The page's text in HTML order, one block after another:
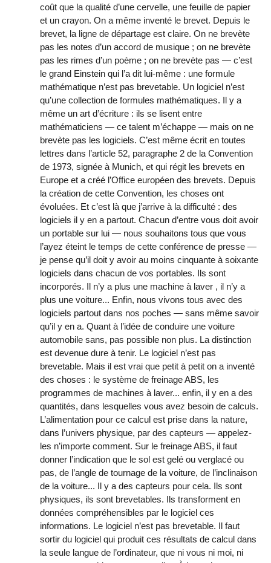
coût que la qualité d’une cervelle, une feuille de papier
et un crayon. On a même inventé le brevet. Depuis le
brevet, la ligne de départage est claire. On ne brevète
pas les notes d’un accord de musique ; on ne brevète
pas les rimes d’un poème ; on ne brevète pas — c’est
le grand Einstein qui l’a dit lui-même : une formule
mathématique n’est pas brevetable. Un logiciel n’est
qu’une collection de formules mathématiques. Il y a
même un art d’écriture : ils se lisent entre
mathématiciens — ce talent m’échappe — mais on ne
brevète pas les logiciels. C’est même écrit en toutes
lettres dans l’article 52, paragraphe 2 de la Convention
de 1973, signée à Munich, et qui régit les brevets en
Europe et a créé l’Office européen des brevets. Depuis
la création de cette Convention, les choses ont
évoluées. Et c’est là que j’arrive à la difficulté : des
logiciels il y en a partout. Chacun d’entre vous doit avoir
un portable sur lui — nous souhaitons tous que vous
l’ayez éteint le temps de cette conférence de presse —
je pense qu’il doit y avoir au moins cinquante à soixante
logiciels dans chacun de vos portables. Ils sont
incorporés. Il n’y a plus une machine à laver , il n’y a
plus une voiture... Enfin, nous vivons tous avec des
logiciels partout dans nos poches — sans même savoir
qu’il y en a. Quant à l’idée de conduire une voiture
automobile sans, pas possible non plus. La distinction
est devenue dure à tenir. Le logiciel n’est pas
brevetable. Mais il est vrai que petit à petit on a inventé
des choses : le système de freinage ABS, les
programmes de machines à laver... enfin, il y en a des
quantités, dans lesquelles vous avez besoin de calculs.
L’alimentation pour ce calcul est prise dans la nature,
dans l’univers physique, par des capteurs — appelez-
les n’importe comment. Sur le freinage ABS, il faut
donner l’indication que le sol est gelé ou verglacé ou
pas, de l’angle de tournage de la voiture, de l’inclinaison
de la voiture... Il y a des capteurs pour cela. Ils sont
physiques, ils sont brevetables. Ils transforment en
données compréhensibles par le logiciel ces
informations. Le logiciel n’est pas brevetable. Il faut
sortir du logiciel qui produit ces résultats de calcul dans
la seule langue de l’ordinateur, que ni vous ni moi, ni